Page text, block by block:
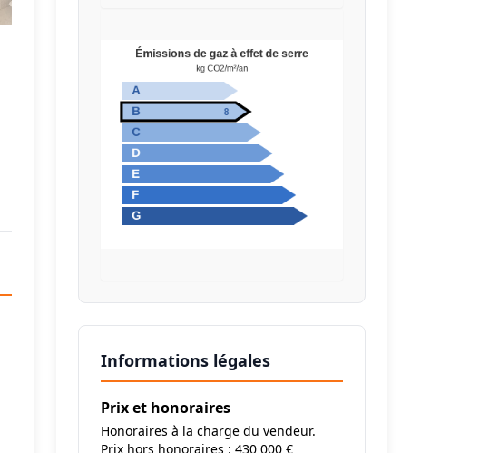
Informations légales
Prix et honoraires
Honoraires à la charge du vendeur.
Prix hors honoraires : 430 000 €